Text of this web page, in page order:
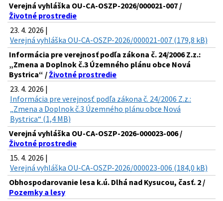
Verejná vyhláška OU-CA-OSZP-2026/000021-007 /
Životné prostredie
23. 4. 2026 |
Verejná vyhláška OU-CA-OSZP-2026/000021-007 (179,8 kB)
Informácia pre verejnosť podľa zákona č. 24/2006 Z.z.:
„Zmena a Doplnok č.3 Územného plánu obce Nová
Bystrica“ / Životné prostredie
23. 4. 2026 |
Informácia pre verejnosť podľa zákona č. 24/2006 Z.z.:
„Zmena a Doplnok č.3 Územného plánu obce Nová
Bystrica“ (1,4 MB)
Verejná vyhláška OU-CA-OSZP-2026-000023-006 /
Životné prostredie
15. 4. 2026 |
Verejná vyhláška OU-CA-OSZP-2026/000023-006 (184,0 kB)
Obhospodarovanie lesa k.ú. Dlhá nad Kysucou, časť. 2 /
Pozemky a lesy